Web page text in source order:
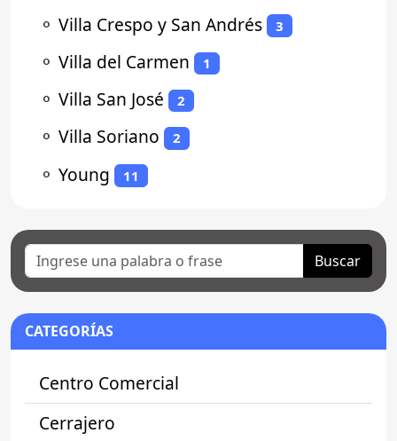
⚬ Villa Crespo y San Andrés 3
⚬ Villa del Carmen 1
⚬ Villa San José 2
⚬ Villa Soriano 2
⚬ Young 11
Buscar
CATEGORÍAS
Centro Comercial
Cerrajero